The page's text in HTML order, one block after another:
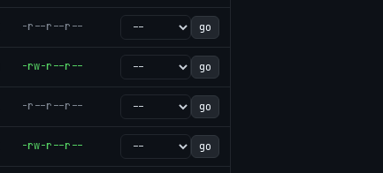
-r--r--r-- go
-rw-r--r-- go
-r--r--r-- go
-rw-r--r-- go